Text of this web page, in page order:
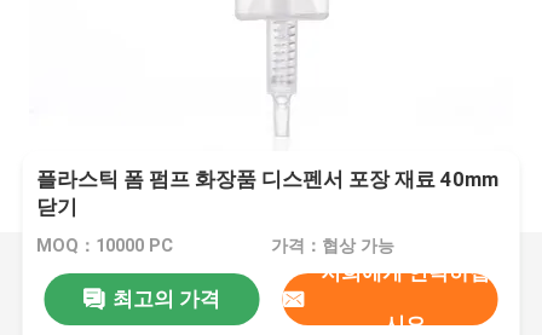
플라스틱 폼 펌프 화장품 디스펜서 포장 재료 40mm
닫기
MOQ：10000 PC 가격：협상 가능
최고의 가격
저희에게 연락하십
시오